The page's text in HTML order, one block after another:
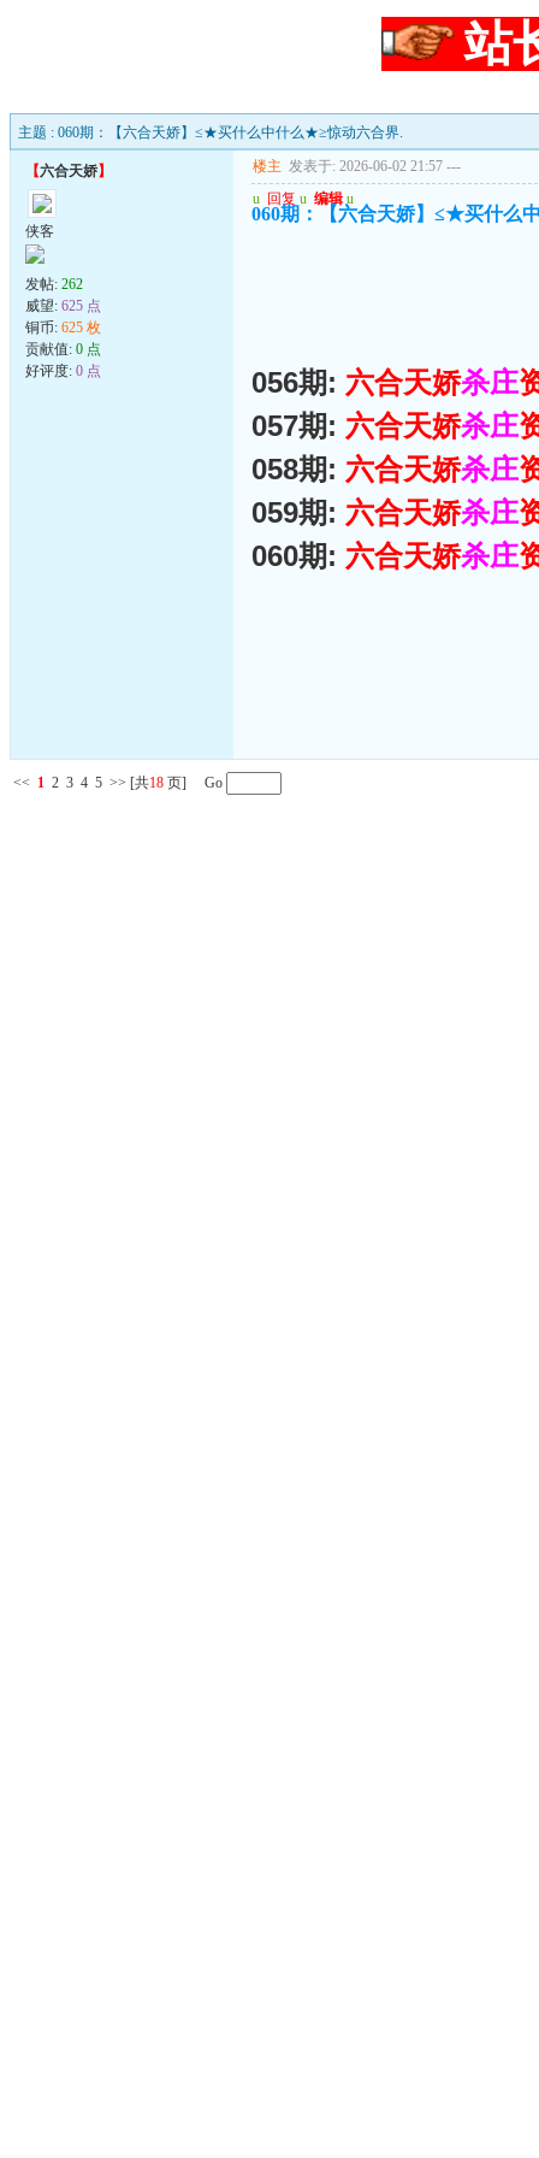
站
主题 : 060期：【六合天娇】≤★买什么中什么★≥惊动六合界.
【六合天娇】
侠客
发帖: 262
威望: 625 点
铜币: 625 枚
贡献值: 0 点
好评度: 0 点
楼主 发表于: 2026-06-02 21:57 ---
u 回复 u 编辑 u
060期：【六合天娇】≤★买什么
056期: 六合天娇杀庄
057期: 六合天娇杀庄
058期: 六合天娇杀庄
059期: 六合天娇杀庄
060期: 六合天娇杀庄
<< 1 2 3 4 5 >> [共18 页] Go